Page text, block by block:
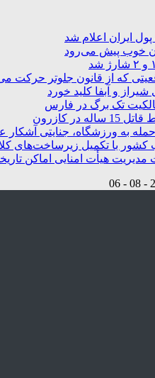
ایران اعلام شد
خوب پیش می‌رود
که از قانون جلوتر حرکت
و آبفا کلید خورد
تک برگ در فارس
به ورزشگاه، جنایتی
کشور با تکمیل زیرساخت‌های
مدیریت هیأت امنایی اماکن